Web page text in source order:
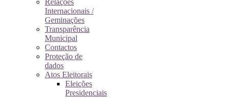
Relações
Internacionais /
Geminações
Transparência
Municipal
Contactos
Proteção de
dados
Atos Eleitorais
Eleições
Presidenciais